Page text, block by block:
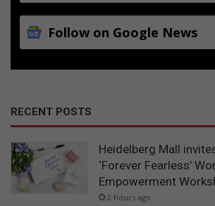
Follow on Google News
RECENT POSTS
Heidelberg Mall
‘Forever Fearless’
Empowerment
2 hours ago